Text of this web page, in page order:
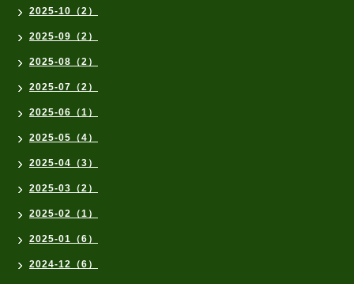
2025-10（2）
2025-09（2）
2025-08（2）
2025-07（2）
2025-06（1）
2025-05（4）
2025-04（3）
2025-03（2）
2025-02（1）
2025-01（6）
2024-12（6）